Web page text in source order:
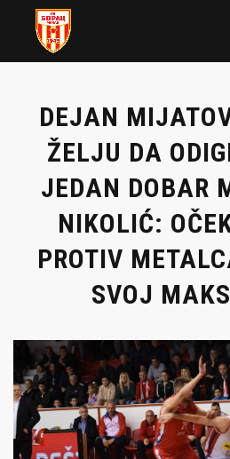
DEJAN
ŽELJU DA
JEDAN DOBAR
NIKOLIĆ:
PROTIV
SVOJ